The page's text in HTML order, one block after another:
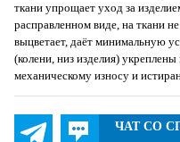
ткани упрощает уход за
расправленном виде, на ткани
выцветает, даёт минимальную
(колени, низ изделия)
механическому износу и
ЧАТ СО